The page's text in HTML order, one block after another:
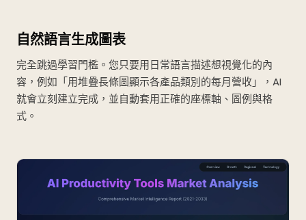
自然語言生成圖表
完全跳過學習門檻。您只要用日常語言描述想視覺化的內
容，例如「用堆疊長條圖顯示各產品類別的每月營收」，AI
就會立刻建立完成，並自動套用正確的座標軸、圖例與格
式。